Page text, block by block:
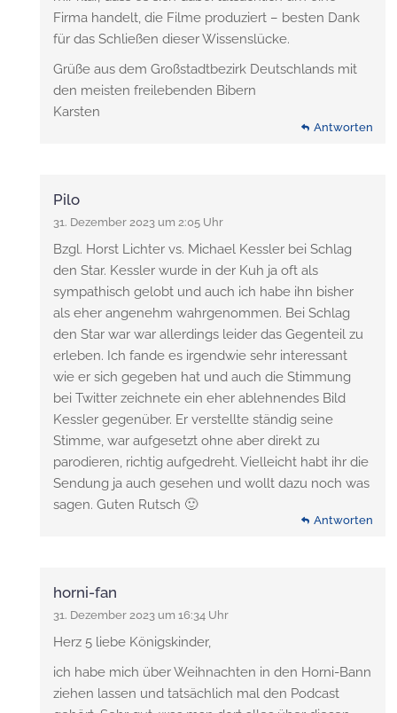
Firma handelt, die Filme produziert – besten Dank
für das Schließen dieser Wissenslücke.
Grüße aus dem Großstadtbezirk Deutschlands mit
den meisten freilebenden Bibern
Karsten
Antworten
Pilo
31. Dezember 2023 um 2:05 Uhr
Bzgl. Horst Lichter vs. Michael Kessler bei Schlag
den Star. Kessler wurde in der Kuh ja oft als
sympathisch gelobt und auch ich habe ihn bisher
als eher angenehm wahrgenommen. Bei Schlag
den Star war war allerdings leider das Gegenteil zu
erleben. Ich fande es irgendwie sehr interessant
wie er sich gegeben hat und auch die Stimmung
bei Twitter zeichnete ein eher ablehnendes Bild
Kessler gegenüber. Er verstellte ständig seine
Stimme, war aufgesetzt ohne aber direkt zu
parodieren, richtig aufgedreht. Vielleicht habt ihr die
Sendung ja auch gesehen und wollt dazu noch was
sagen. Guten Rutsch 🙂
Antworten
horni-fan
31. Dezember 2023 um 16:34 Uhr
Herz 5 liebe Königskinder,
ich habe mich über Weihnachten in den Horni-Bann
ziehen lassen und tatsächlich mal den Podcast